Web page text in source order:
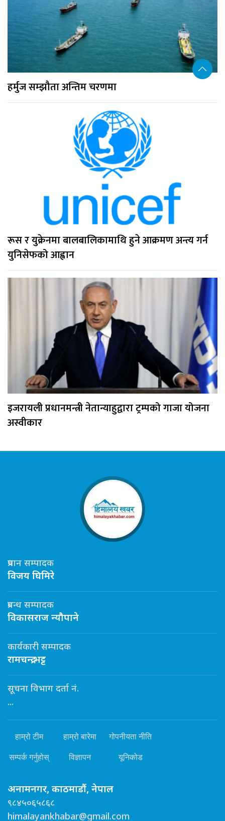
हर्मुज सम्झौता अन्तिम चरणमा
रूस र युक्रेनमा बालबालिकामाथि हुने आक्रमण अन्त्य गर्न
युनिसेफको आह्वान
इजरायली प्रधानमन्त्री नेतान्याहुद्वारा ट्रम्पको गाजा योजना
अस्वीकार
प्रधान सम्पादक
विजय घिमिरे
प्रबन्ध सम्पादक
विकासराज न्यौपाने
कार्यकारी सम्पादक
रामचन्द्र भट्ट
सूचना विभाग दर्ता नं.
...
हाम्रो टीम हाम्रो बारेमा गोपनीयता नीति
सम्पर्क गर्नुहोस् विज्ञापन यूनिकोड
अनामनगर, काठमाडौं, नेपाल
९८४५०६५८६८
himalayankhabar@gmail.com